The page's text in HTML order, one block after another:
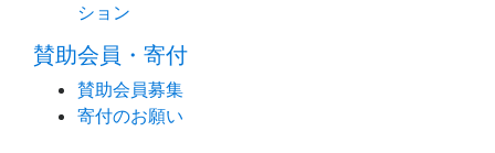
ション
賛助会員・寄付
賛助会員募集
寄付のお願い